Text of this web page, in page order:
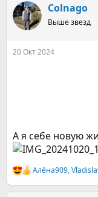
к
ц
и
Colnago
Выше звезд
20 Окт 2024
А я себе новую
Р
е
Алёна909,